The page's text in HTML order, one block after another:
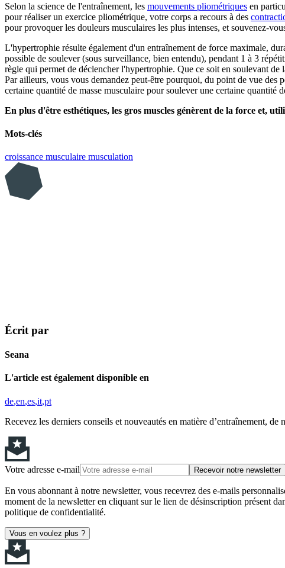
Selon la science de l'entraînement, les mouvements pliométriques en
pour réaliser un exercice pliométrique, votre corps a recours à des
pour provoquer les douleurs musculaires les plus intenses, et souvenez-
L'hypertrophie résulte également d'un entraînement de force maximale,
possible de soulever (sous surveillance, bien entendu), pendant 1 à 3
règle qui permet de déclencher l'hypertrophie. Que ce soit en soulevant
Par ailleurs, vous vous demandez peut-être pourquoi, du point de vue des
certaine quantité de masse musculaire pour soulever une certaine
En plus d'être esthétiques, les gros muscles génèrent de la force et,
Mots-clés
croissance musculaire musculation
Écrit par
Seana
L'article est également disponible en
de en es it pt
Recevez les derniers conseils et nouveautés en matière d’entraînement, de
Votre adresse e-mail Recevoir notre newsletter
En vous abonnant à notre newsletter, vous recevrez des e-mails
moment de la newsletter en cliquant sur le lien de désinscription présent
politique de confidentialité.
Vous en voulez plus ?